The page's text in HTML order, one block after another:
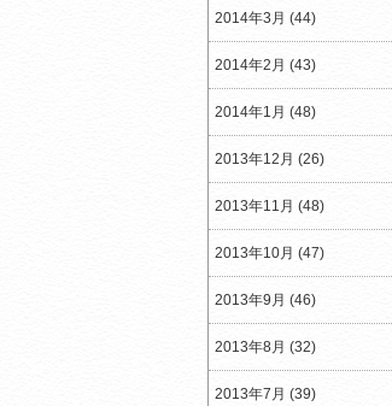
2014年3月 (44)
2014年2月 (43)
2014年1月 (48)
2013年12月 (26)
2013年11月 (48)
2013年10月 (47)
2013年9月 (46)
2013年8月 (32)
2013年7月 (39)